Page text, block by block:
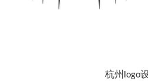
杭州logo